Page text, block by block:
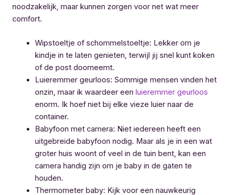
noodzakelijk, maar kunnen zorgen voor net wat meer
comfort.
Wipstoeltje of schommelstoeltje: Lekker om je
kindje in te laten genieten, terwijl jij snel kunt koken
of de post doorneemt.
Luieremmer geurloos: Sommige mensen vinden het
onzin, maar ik waardeer een luieremmer geurloos
enorm. Ik hoef niet bij elke vieze luier naar de
container.
Babyfoon met camera: Niet iedereen heeft een
uitgebreide babyfoon nodig. Maar als je in een wat
groter huis woont of veel in de tuin bent, kan een
camera handig zijn om je baby in de gaten te
houden.
Thermometer baby: Kijk voor een nauwkeurig